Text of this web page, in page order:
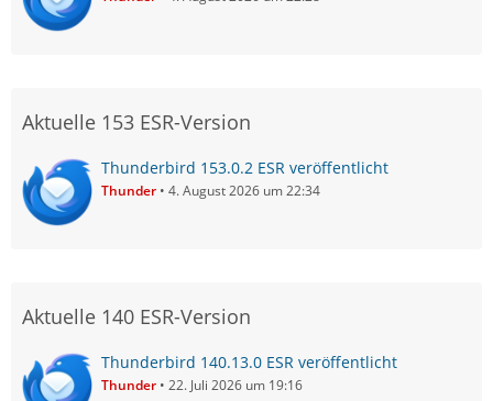
Aktuelle 153 ESR-Version
Thunderbird 153.0.2 ESR veröffentlicht
Thunder 4. August 2026 um 22:34
Aktuelle 140 ESR-Version
Thunderbird 140.13.0 ESR veröffentlicht
Thunder 22. Juli 2026 um 19:16